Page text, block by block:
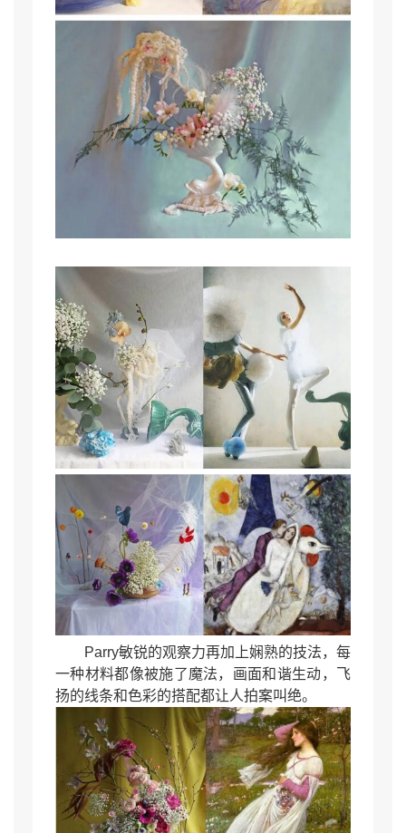
Parry敏锐的观察力再加上娴熟的技法，每
一种材料都像被施了魔法，画面和谐生动，飞
扬的线条和色彩的搭配都让人拍案叫绝。